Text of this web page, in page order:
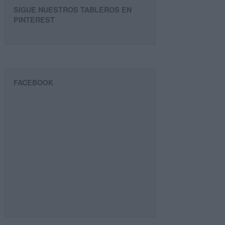
SIGUE NUESTROS TABLEROS EN
PINTEREST
FACEBOOK